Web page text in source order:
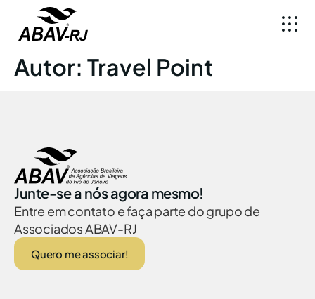
Autor: Travel Point
Junte-se a nós agora mesmo!
Entre em contato e faça parte do grupo de
Associados ABAV-RJ
Quero me associar!